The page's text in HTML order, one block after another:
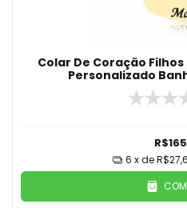
Colar De Coração
Personalizado
6 x de